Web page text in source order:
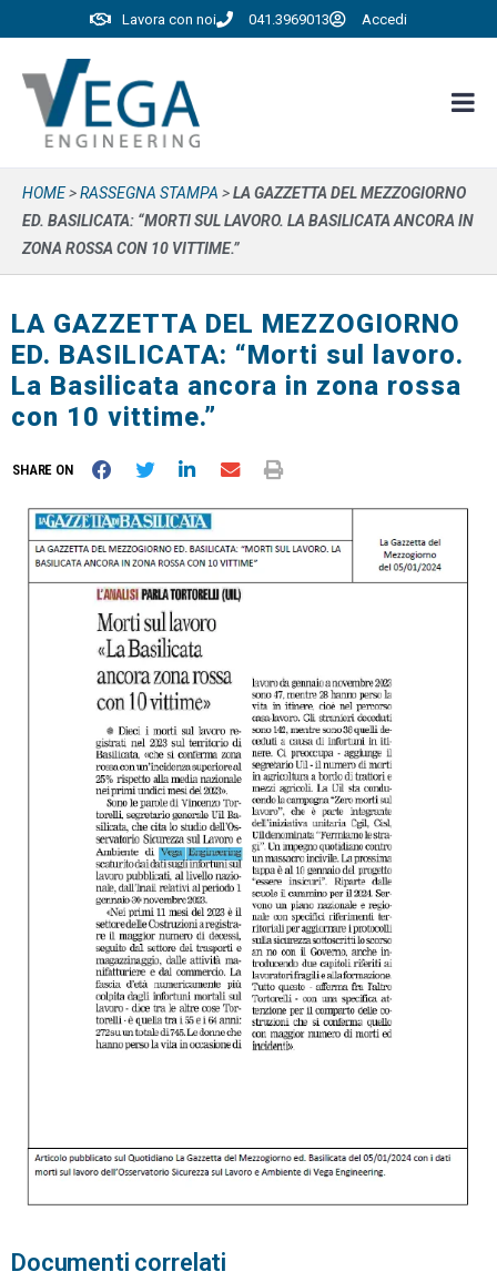
Lavora con noi 041.3969013 Accedi
HOME>RASSEGNA STAMPA >LA GAZZETTA DEL MEZZOGIORNO
ED. BASILICATA: “MORTI SUL LAVORO. LA BASILICATA ANCORA IN
ZONA ROSSA CON 10 VITTIME.”
LA GAZZETTA DEL MEZZOGIORNO
ED. BASILICATA: “Morti sul lavoro.
La Basilicata ancora in zona rossa
con 10 vittime.”
SHARE ON
Documenti correlati